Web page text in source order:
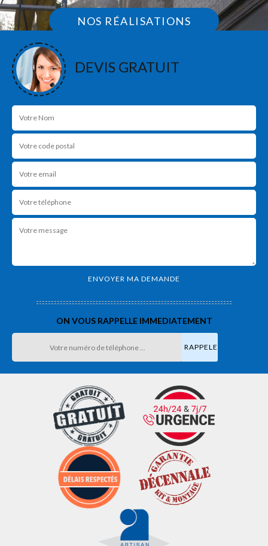
NOS RÉALISATIONS
DEVIS GRATUIT
ON VOUS RAPPELLE IMMEDIATEMENT